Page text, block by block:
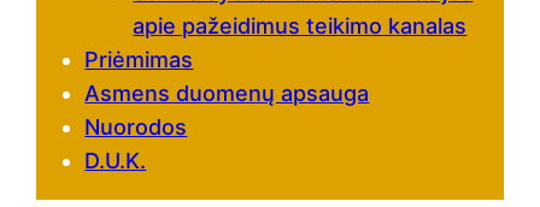
apie pažeidimus teikimo kanalas
Priėmimas
Asmens duomenų apsauga
Nuorodos
D.U.K.